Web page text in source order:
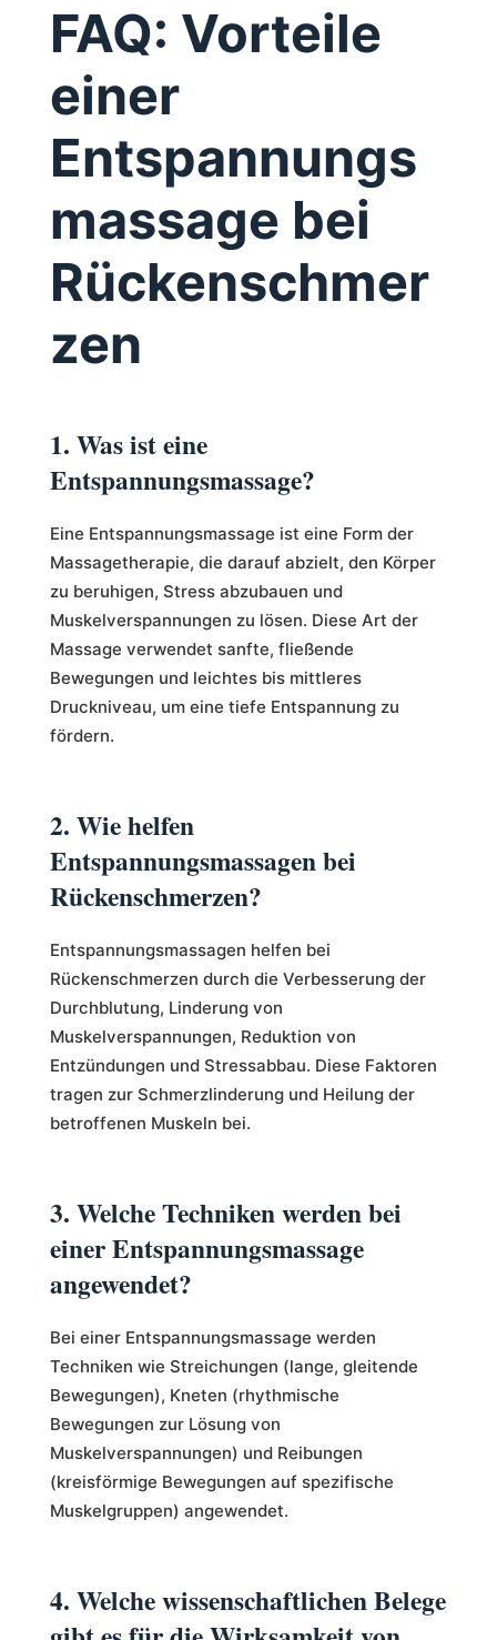
FAQ: Vorteile
einer
Entspannungs
massage bei
Rückenschmer
zen
1. Was ist eine
Entspannungsmassage?
Eine Entspannungsmassage ist eine Form der
Massagetherapie, die darauf abzielt, den Körper
zu beruhigen, Stress abzubauen und
Muskelverspannungen zu lösen. Diese Art der
Massage verwendet sanfte, fließende
Bewegungen und leichtes bis mittleres
Druckniveau, um eine tiefe Entspannung zu
fördern.
2. Wie helfen
Entspannungsmassagen bei
Rückenschmerzen?
Entspannungsmassagen helfen bei
Rückenschmerzen durch die Verbesserung der
Durchblutung, Linderung von
Muskelverspannungen, Reduktion von
Entzündungen und Stressabbau. Diese Faktoren
tragen zur Schmerzlinderung und Heilung der
betroffenen Muskeln bei.
3. Welche Techniken werden bei
einer Entspannungsmassage
angewendet?
Bei einer Entspannungsmassage werden
Techniken wie Streichungen (lange, gleitende
Bewegungen), Kneten (rhythmische
Bewegungen zur Lösung von
Muskelverspannungen) und Reibungen
(kreisförmige Bewegungen auf spezifische
Muskelgruppen) angewendet.
4. Welche wissenschaftlichen Belege